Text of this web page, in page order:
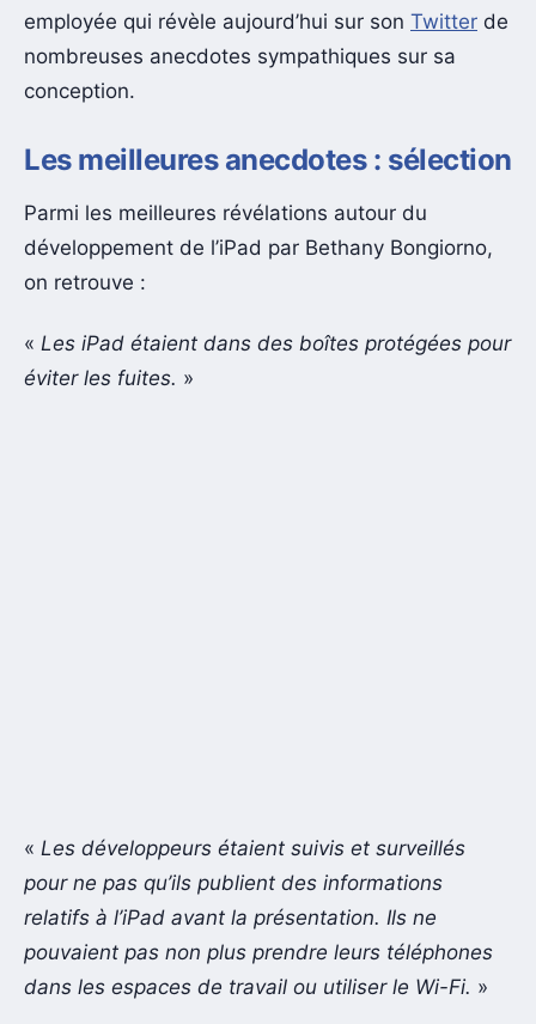
employée qui révèle aujourd’hui sur son Twitter de
nombreuses anecdotes sympathiques sur sa
conception.
Les meilleures anecdotes : sélection
Parmi les meilleures révélations autour du
développement de l’iPad par Bethany Bongiorno,
on retrouve :
« Les iPad étaient dans des boîtes protégées pour
éviter les fuites. »
« Les développeurs étaient suivis et surveillés
pour ne pas qu’ils publient des informations
relatifs à l’iPad avant la présentation. Ils ne
pouvaient pas non plus prendre leurs téléphones
dans les espaces de travail ou utiliser le Wi-Fi. »